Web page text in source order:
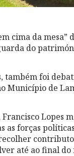
cima da
do
também foi
Município de
Lopes
as forças
até ao final do